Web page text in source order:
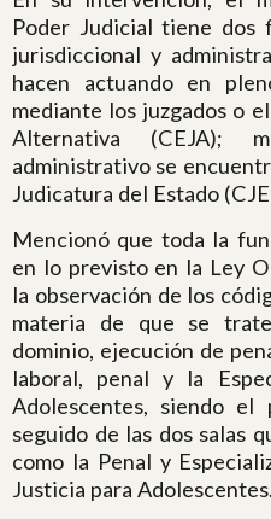
Poder Judicial tiene dos
jurisdiccional y
hacen actuando en
mediante los juzgados o
Alternativa (CEJA);
administrativo se
Judicatura del Estado
Mencionó que toda la
en lo previsto en la Ley
la observación de los
materia de que se
dominio, ejecución de
laboral, penal y la
Adolescentes, siendo el
seguido de las dos salas
como la Penal y
Justicia para Adolescentes.